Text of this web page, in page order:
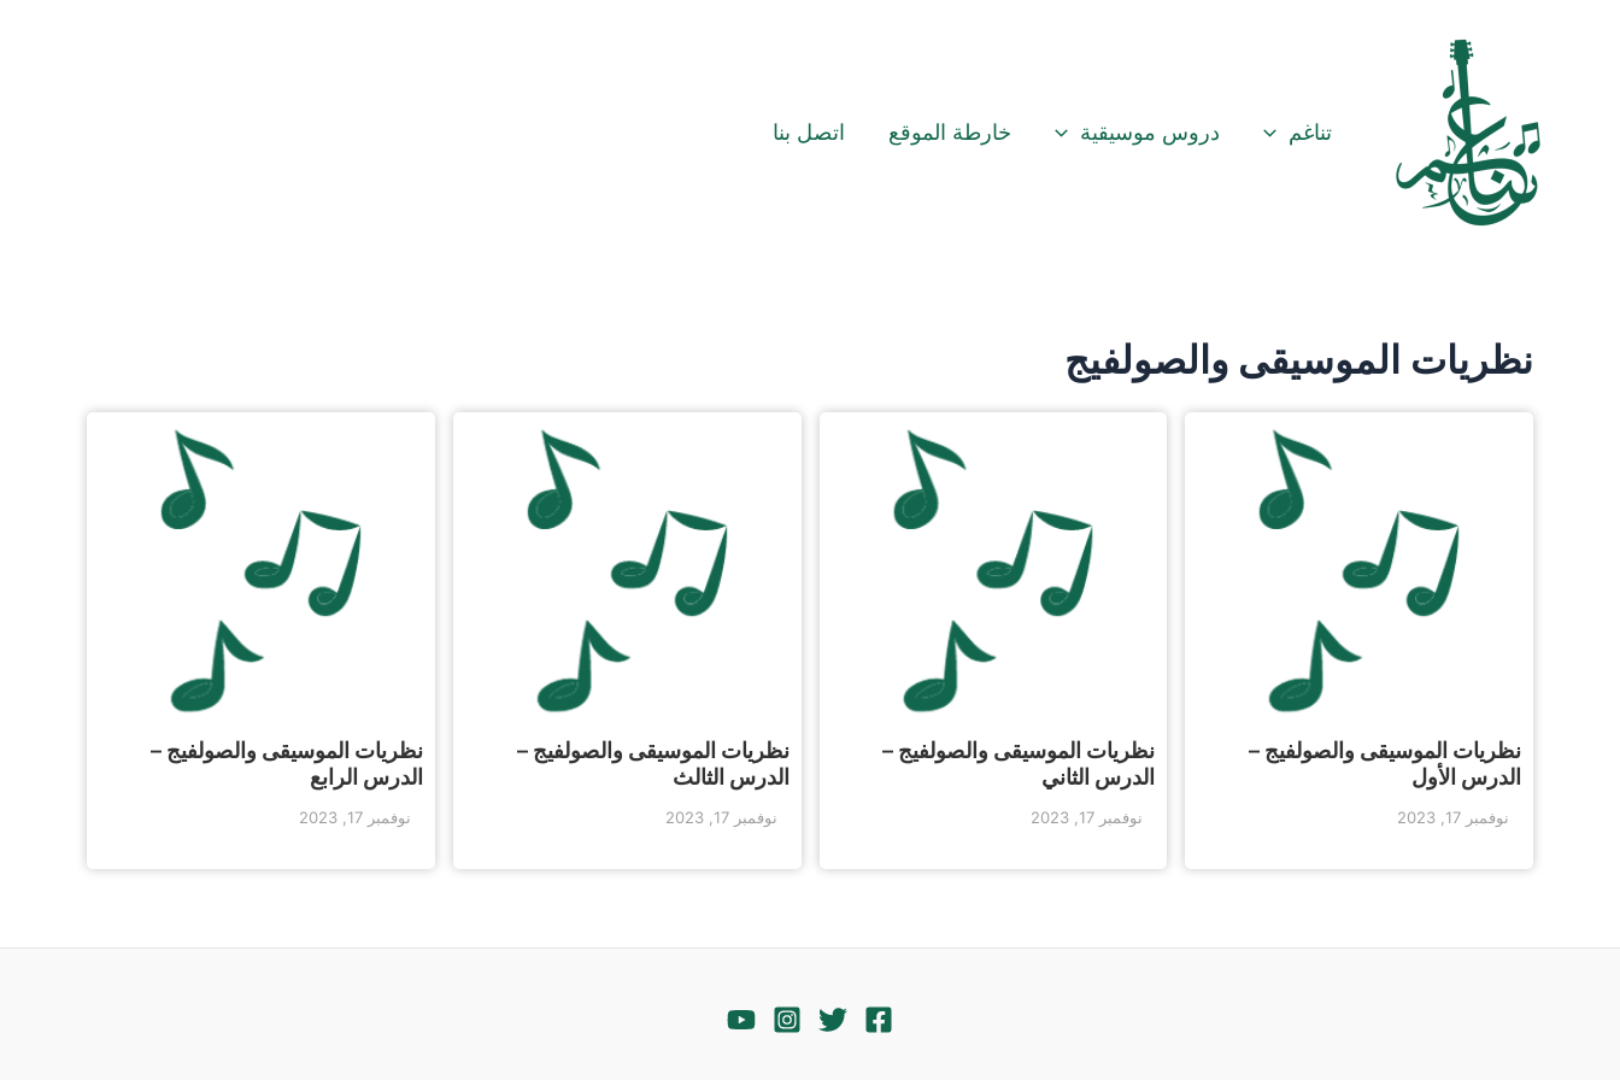
تناغم دروس موسيقية خارطة الموقع اتصل بنا
نظريات الموسيقى والصولفيج
نظريات الموسيقى والصولفيج –
الدرس الأول
نوفمبر 17, 2023
نظريات الموسيقى والصولفيج –
الدرس الثاني
نوفمبر 17, 2023
نظريات الموسيقى والصولفيج –
الدرس الثالث
نوفمبر 17, 2023
نظريات الموسيقى والصولفيج –
الدرس الرابع
نوفمبر 17, 2023